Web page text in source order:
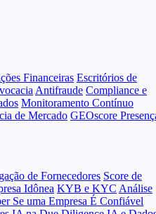
Financeiras Escritórios de
Antifraude Compliance e
Monitoramento Contínuo
de Mercado GEOscore
de Fornecedores Score de
Idônea KYB e KYC Análise
Se uma Empresa É Confiável